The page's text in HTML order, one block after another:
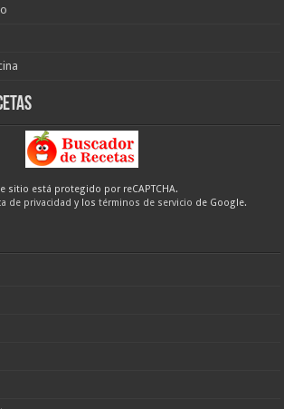
sitio está protegido por reCAPTCHA.
de privacidad y los términos de servicio de Google.